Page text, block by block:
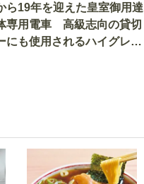
ら19年を迎えた皇室御用達
専用電車 高級志向の貸切
にも使用されるハイグレー